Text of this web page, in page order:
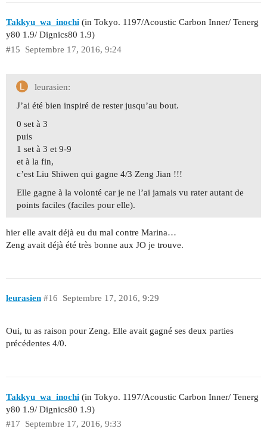
Takkyu_wa_inochi (in Tokyo. 1197/Acoustic Carbon Inner/ Tenerg
y80 1.9/ Dignics80 1.9)
Septembre 17, 2016, 9:24
#15
leurasien:
J’ai été bien inspiré de rester jusqu’au bout.
0 set à 3
puis
1 set à 3 et 9-9
et à la fin,
c’est Liu Shiwen qui gagne 4/3 Zeng Jian !!!
Elle gagne à la volonté car je ne l’ai jamais vu rater autant de
points faciles (faciles pour elle).
hier elle avait déjà eu du mal contre Marina…
Zeng avait déjà été très bonne aux JO je trouve.
leurasien Septembre 17, 2016, 9:29
#16
Oui, tu as raison pour Zeng. Elle avait gagné ses deux parties
précédentes 4/0.
Takkyu_wa_inochi (in Tokyo. 1197/Acoustic Carbon Inner/ Tenerg
y80 1.9/ Dignics80 1.9)
Septembre 17, 2016, 9:33
#17